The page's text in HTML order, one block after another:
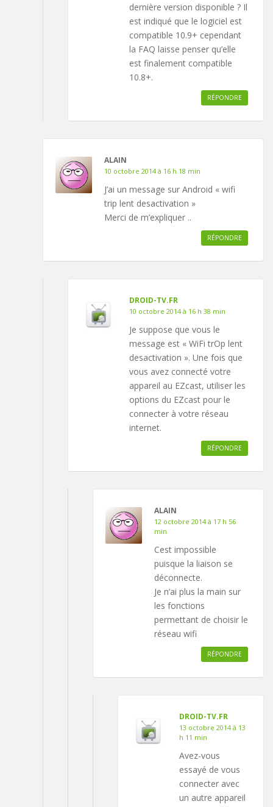
dernière version disponible ? Il
est indiqué que le logiciel est
compatible 10.9+ cependant
la FAQ laisse penser qu’elle
est finalement compatible
10.8+.
RÉPONDRE
ALAIN
10 octobre 2014 à 16 h 18 min
J’ai un message sur Android « wifi
trip lent desactivation »
Merci de m’expliquer ..
RÉPONDRE
DROID-TV.FR
10 octobre 2014 à 16 h 38 min
Je suppose que vous le
message est « WiFi trOp lent
desactivation ». Une fois que
vous avez connecté votre
appareil au EZcast, utiliser les
options du EZcast pour le
connecter à votre réseau
internet.
RÉPONDRE
ALAIN
12 octobre 2014 à 17 h 56
min
Cest impossible
puisque la liaison se
déconnecte.
Je n’ai plus la main sur
les fonctions
permettant de choisir le
réseau wifi
RÉPONDRE
DROID-TV.FR
13 octobre 2014 à 13
h 11 min
Avez-vous
essayé de vous
connecter avec
un autre appareil